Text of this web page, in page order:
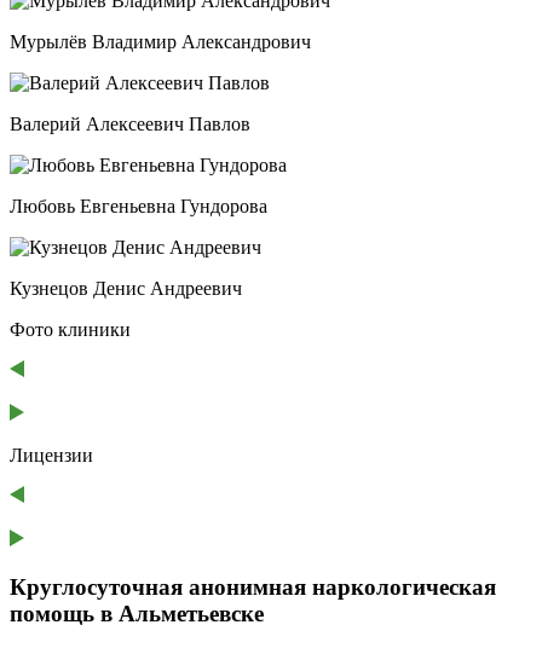
Мурылёв Владимир Александрович
Валерий Алексеевич Павлов
Любовь Евгеньевна Гундорова
Кузнецов Денис Андреевич
Фото клиники
Лицензии
Круглосуточная анонимная наркологическая
помощь в Альметьевске